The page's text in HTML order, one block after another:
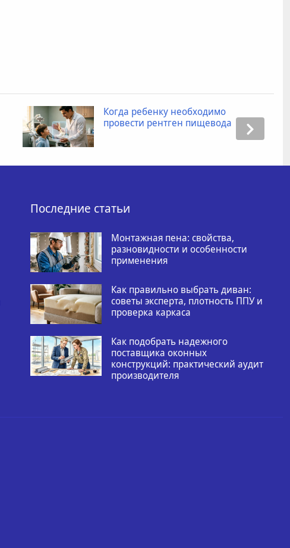
Когда ребенку необходимо
провести рентген пищевода
Последние статьи
Монтажная пена: свойства,
разновидности и особенности
применения
Как правильно выбрать диван:
советы эксперта, плотность ППУ и
проверка каркаса
Как подобрать надежного
поставщика оконных
конструкций: практический аудит
производителя